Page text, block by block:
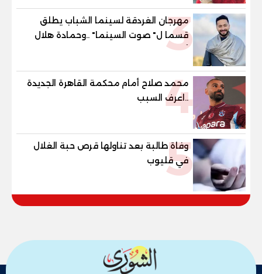
3
مهرجان الغردقة لسينما الشباب يطلق
قسما ل" صوت السينما" ..وحمادة هلال
أول المكرمين
4
محمد صلاح أمام محكمة القاهرة الجديدة
..اعرف السبب
5
وفاة طالبة بعد تناولها قرص حبة الغلال
في قليوب